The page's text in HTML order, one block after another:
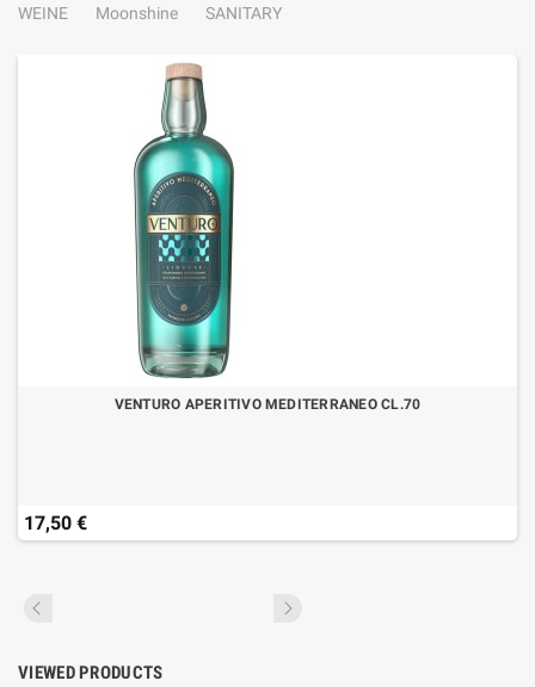
WEINE
Moonshine SANITARY
VENTURO APERITIVO MEDITERRANEO CL.70
17,50 €
VIEWED PRODUCTS